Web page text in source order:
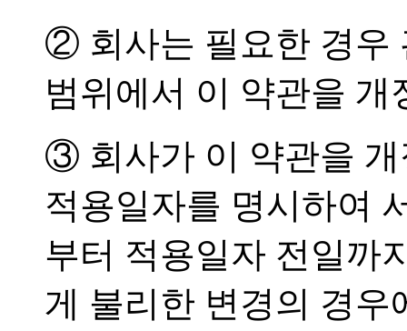
② 회사는 필요한 경우
범위에서 이 약관을 개
③ 회사가 이 약관을
적용일자를 명시하여
부터 적용일자 전일까
게 불리한 변경의 경우